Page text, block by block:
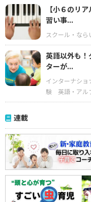
【小６のリ
習い事...
スクール・なら
英語以外も！
ターが...
インターナショ
験
英語・アル
連載